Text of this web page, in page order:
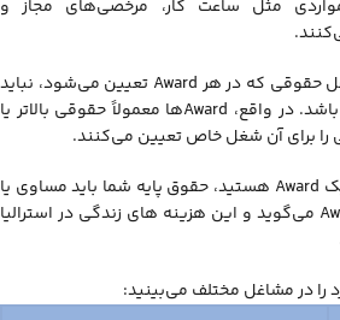
مثل ساعت کار، مرخصی‌های مجاز و
نکته مهم اینجاست که حداقل حقوقی که در هر Award تعیین می‌شود، نباید
از حداقل دستمزد ملی کمتر باشد. در واقع، Awardها معمولاً حقوقی بالاتر یا
را برای آن شغل خاص تعیین می‌کنند.
یعنی اگر شما تحت پوشش یک Award هستید، حقوق پایه شما باید مساوی یا
برابر با چیزی باشد که آن Award می‌گوید و این هزینه های زندگی در استرالیا
را در مشاغل مختلف می‌بینید: